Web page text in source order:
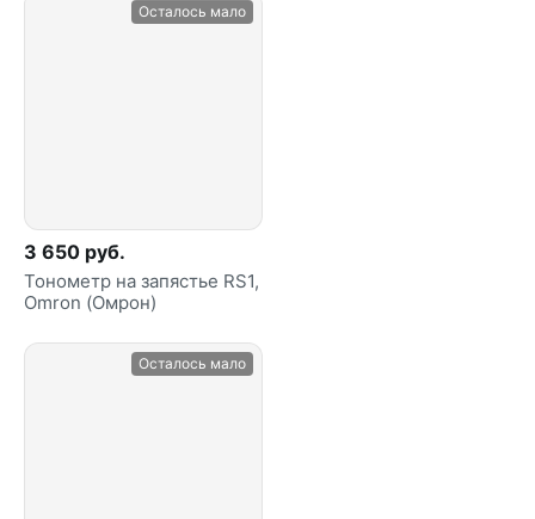
Осталось мало
3 650 руб.
Тонометр на запястье RS1,
Omron (Омрон)
Осталось мало